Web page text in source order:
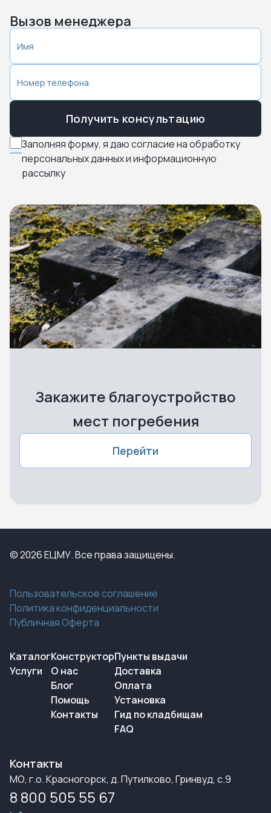
Вызов менеджера
Заполняя форму, я даю согласие на обработку
персональных данных и информационную
рассылку
Получить консультацию
Закажите благоустройство
мест погребения
Перейти
© 2026 ЕЦМУ. Все права защищены.
Пользовательское соглашение
Политика конфиденциальности
Публичная Оферта
Каталог
Услуги
Конструктор
О нас
Блог
Помощь
Контакты
Пункты выдачи
Доставка
Оплата
Установка
Гид по кладбищам
FAQ
Контакты
МО, г.о. Красногорск, д. Путилково, Гринвуд, с.9
8 800 505 55 67